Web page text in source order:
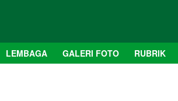
LEMBAGA GALERI FOTO RUBRIK